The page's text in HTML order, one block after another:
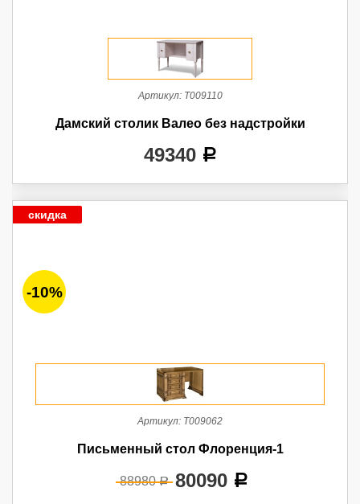
Артикул: Т009110
Дамский столик Валео без надстройки
49340 a
скидка
-10%
Артикул: Т009062
Письменный стол Флоренция-1
88980a 80090 a